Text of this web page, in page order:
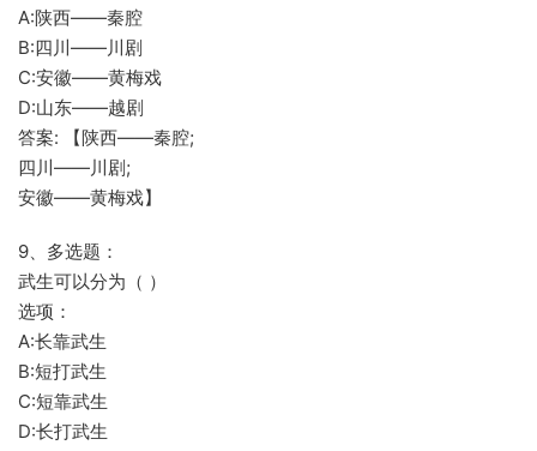
A:陕西——秦腔
B:四川——川剧
C:安徽——黄梅戏
D:山东——越剧
答案: 【陕西——秦腔;
四川——川剧;
安徽——黄梅戏】
9、多选题：
武生可以分为（ ）
选项：
A:长靠武生
B:短打武生
C:短靠武生
D:长打武生